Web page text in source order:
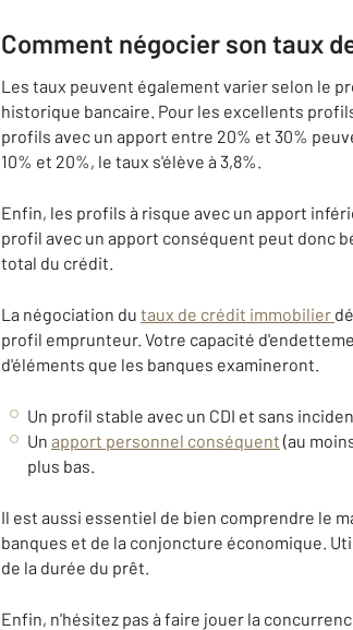
Comment négocier son taux
Les taux peuvent également varier selon le
historique bancaire. Pour les excellents
profils avec un apport entre 20% et 30%
10% et 20%, le taux s'élève à 3,8%.
Enfin, les profils à risque avec un apport
profil avec un apport conséquent peut donc
total du crédit.
La négociation du taux de crédit immobilier
profil emprunteur. Votre capacité
d'éléments que les banques examineront.
Un profil stable avec un CDI et sans
Un apport personnel conséquent (au
plus bas.
Il est aussi essentiel de bien comprendre le
banques et de la conjoncture économique.
de la durée du prêt.
Enfin, n'hésitez pas à faire jouer la